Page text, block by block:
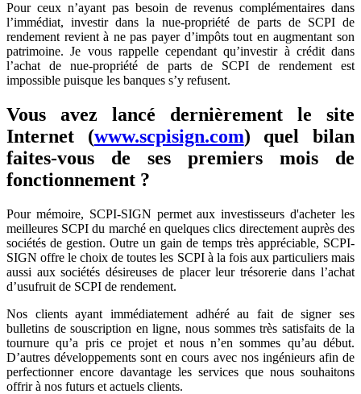
Pour ceux n’ayant pas besoin de revenus complémentaires dans
l’immédiat, investir dans la nue-propriété de parts de SCPI de
rendement revient à ne pas payer d’impôts tout en augmentant son
patrimoine. Je vous rappelle cependant qu’investir à crédit dans
l’achat de nue-propriété de parts de SCPI de rendement est
impossible puisque les banques s’y refusent.
Vous avez lancé dernièrement le site
Internet (www.scpisign.com) quel bilan
faites-vous de ses premiers mois de
fonctionnement ?
Pour mémoire, SCPI-SIGN permet aux investisseurs d'acheter les
meilleures SCPI du marché en quelques clics directement auprès des
sociétés de gestion. Outre un gain de temps très appréciable, SCPI-
SIGN offre le choix de toutes les SCPI à la fois aux particuliers mais
aussi aux sociétés désireuses de placer leur trésorerie dans l’achat
d’usufruit de SCPI de rendement.
Nos clients ayant immédiatement adhéré au fait de signer ses
bulletins de souscription en ligne, nous sommes très satisfaits de la
tournure qu’a pris ce projet et nous n’en sommes qu’au début.
D’autres développements sont en cours avec nos ingénieurs afin de
perfectionner encore davantage les services que nous souhaitons
offrir à nos futurs et actuels clients.